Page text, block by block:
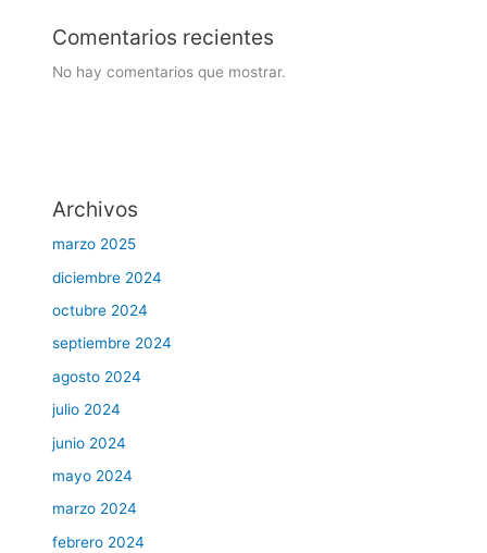
Comentarios recientes
No hay comentarios que mostrar.
Archivos
marzo 2025
diciembre 2024
octubre 2024
septiembre 2024
agosto 2024
julio 2024
junio 2024
mayo 2024
marzo 2024
febrero 2024